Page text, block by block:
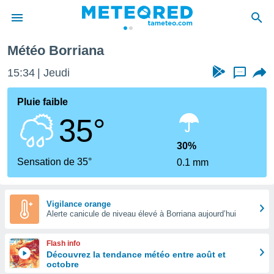
de
Météo Borriana
15:34 Jeudi ...
Pluie faible
35°
Sensation de 35°
30%
0.1 mm
Vigilance orange
Alerte canicule de niveau élevé à Borriana aujourd’hui
Flash info
Découvrez la tendance météo entre août et
octobre